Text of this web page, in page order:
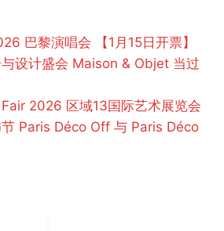
巴黎演唱会 【1月15日开票】
设计盛会 Maison & Objet 当过
2026 区域13国际艺术展览会
Paris Déco Off 与 Paris Déco